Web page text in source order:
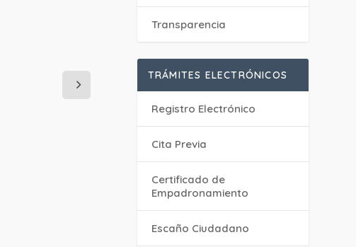
Transparencia
TRÁMITES ELECTRÓNICOS
Registro Electrónico
Cita Previa
Certificado de
Empadronamiento
Escaño Ciudadano